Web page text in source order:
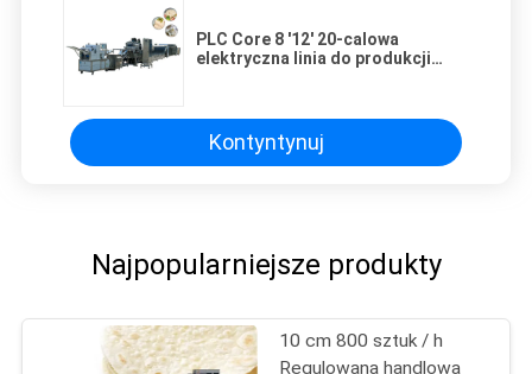
PLC Core 8 '12' 20-calowa
elektryczna linia do produkcji
Kontyntynuj
Najpopularniejsze produkty
10 cm 800 sztuk / h
Regulowana handlowa